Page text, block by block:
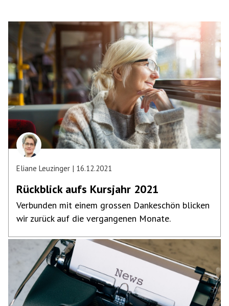
Eliane Leuzinger 16.12.2021
Rückblick aufs Kursjahr 2021
Verbunden mit einem grossen Dankeschön blicken
wir zurück auf die vergangenen Monate.